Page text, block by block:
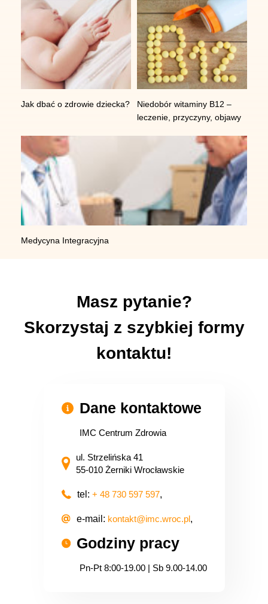
Godziny pracy
Pn-Pt 8:00-19:00 | Sb 9:00-14:00
Jak dbać o zdrowie dziecka?
Niedobór witaminy B12 –
leczenie, przyczyny, objawy
Medycyna Integracyjna
Masz pytanie?
Skorzystaj z szybkiej formy
kontaktu!
Dane kontaktowe
IMC Centrum Zdrowia
ul. Strzelińska 41
55-010 Żerniki Wrocławskie
tel: + 48 730 597 597,
e-mail: kontakt@imc.wroc.pl,
Godziny pracy
Pn-Pt 8:00-19.00 | Sb 9.00-14.00